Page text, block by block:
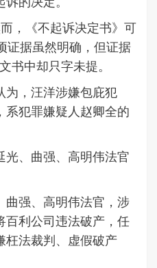
，《不起诉决定书》可
证据虽然明确，但证据
书中却只字未提。
为，汪洋涉嫌包庇犯
系犯罪嫌疑人赵卿全的
光、曲强、高明伟法官
曲强、高明伟法官，涉
百利公司违法破产，任
枉法裁判、虚假破产